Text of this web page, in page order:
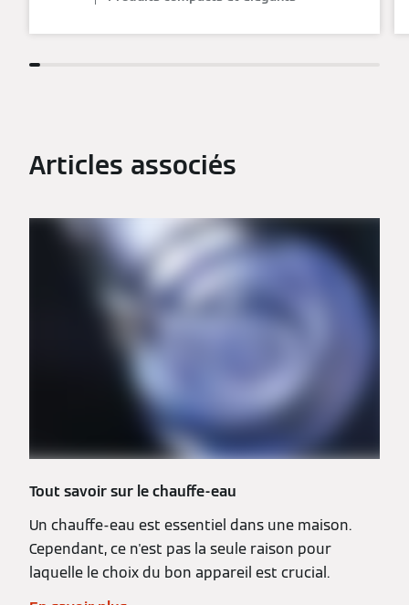
Articles associés
Tout savoir sur le chauffe-eau
Un chauffe-eau est essentiel dans une maison.
Cependant, ce n'est pas la seule raison pour
laquelle le choix du bon appareil est crucial.